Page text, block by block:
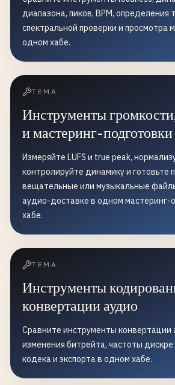
диапазона, пиков, BPM, определения
спектральной проверки и просмотра
одном хабе.
ТЕМА
Инструменты
и мастеринг-подготовки
Измеряйте LUFS и true peak,
контролируйте динамику и готовьте
вещательные или музыкальные
аудио-доставке в одном мастеринг-
хабе.
ТЕМА
Инструменты
конвертации аудио
Сравните инструменты
изменения битрейта, частоты
кодека и экспорта в одном хабе.